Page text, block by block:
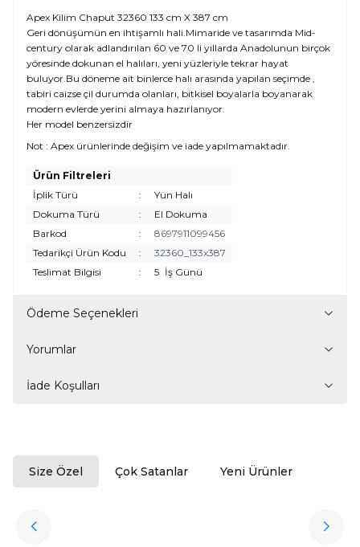
Apex Kilim Chaput 32360 133 cm X 387 cm
Geri dönüşümün en ihtişamlı hali.Mimaride ve tasarımda Mid-
century olarak adlandırılan 60 ve 70 li yıllarda Anadolunun birçok
yöresinde dokunan el halıları, yeni yüzleriyle tekrar hayat
buluyor.Bu döneme ait binlerce halı arasında yapılan seçimde ,
tabiri caizse çil durumda olanları, bitkisel boyalarla boyanarak
modern evlerde yerini almaya hazırlanıyor.
Her model benzersizdir
Not : Apex ürünlerinde değişim ve iade yapılmamaktadır.
Ürün Filtreleri
İplik Türü
:
Yün Halı
Dokuma Türü
:
El Dokuma
Barkod
:
8697911099456
Tedarikçi Ürün Kodu
:
32360_133x387
Teslimat Bilgisi
: 5 İş Günü
Ödeme Seçenekleri
Yorumlar
İade Koşulları
Size Özel Çok Satanlar Yeni Ürünler
Favorilere Ekle
Halıstores
3.909,80